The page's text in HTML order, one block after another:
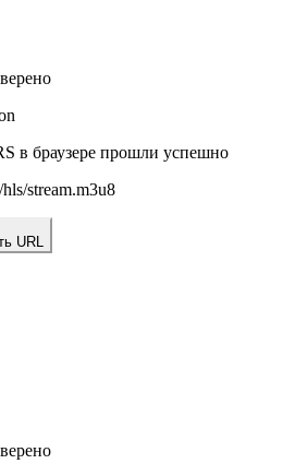
в браузере прошли успешно
stream.m3u8
URL